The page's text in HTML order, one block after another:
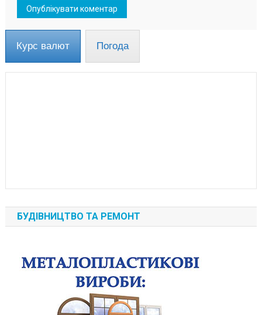
Курс валют Погода
БУДІВНИЦТВО ТА РЕМОНТ